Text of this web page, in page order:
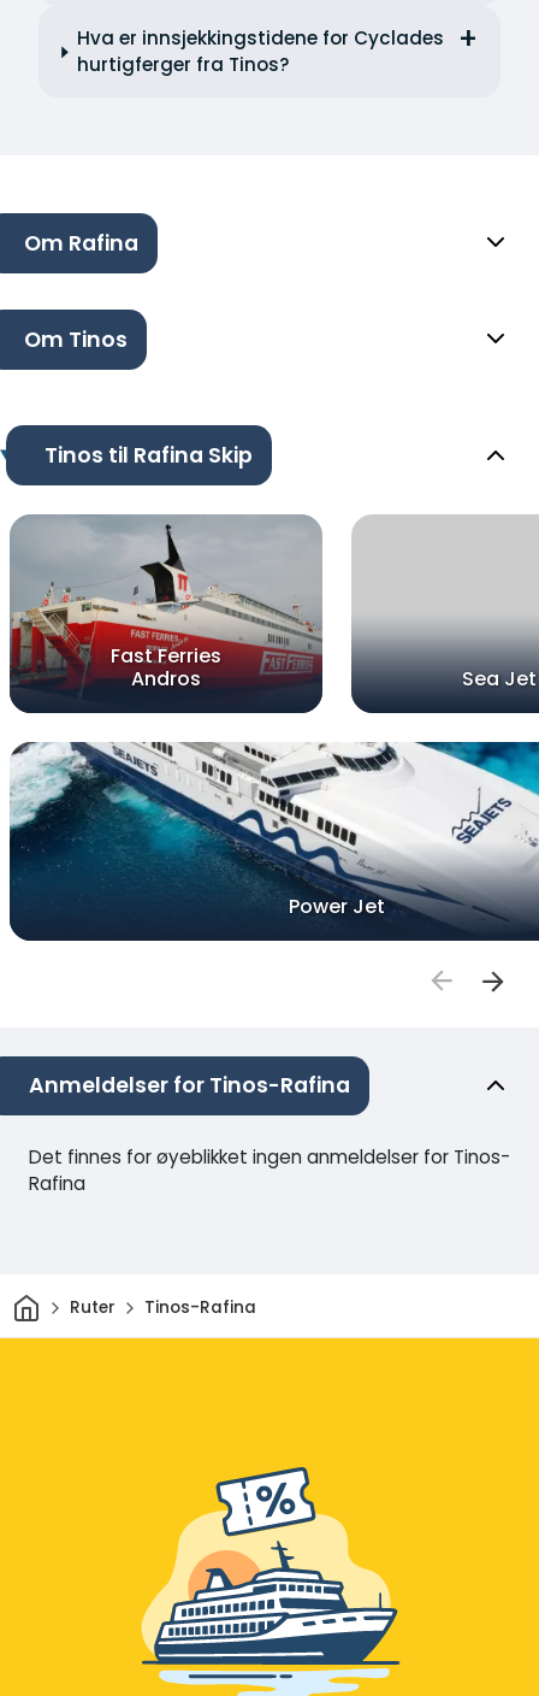
Hva er innsjekkingstidene for Cyclades
hurtigferger fra Tinos?
Om Rafina
Om Tinos
Tinos til Rafina Skip
Fast Ferries
Andros
Sea
Power Jet
Anmeldelser for Tinos-Rafina
Det finnes for øyeblikket ingen anmeldelser for Tinos-
Rafina
HjemRuter Tinos-Rafina